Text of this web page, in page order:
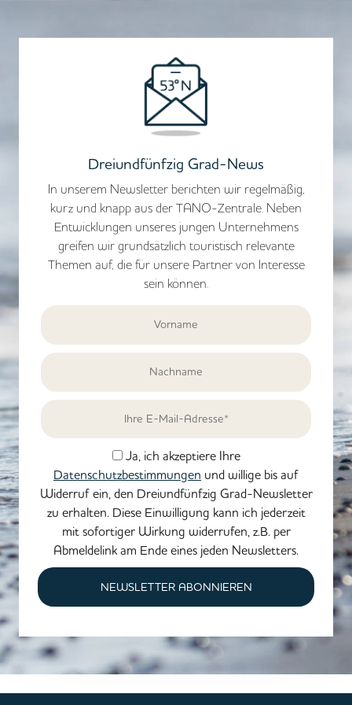
Dreiundfünfzig Grad-News
In unserem Newsletter berichten wir regelmäßig,
kurz und knapp aus der TANO-Zentrale. Neben
Entwicklungen unseres jungen Unternehmens
greifen wir grundsätzlich touristisch relevante
Themen auf, die für unsere Partner von Interesse
sein können.
Ja, ich akzeptiere Ihre
Datenschutzbestimmungen und willige bis auf
Widerruf ein, den Dreiundfünfzig Grad-Newsletter
zu erhalten. Diese Einwilligung kann ich jederzeit
mit sofortiger Wirkung widerrufen, z.B. per
Abmeldelink am Ende eines jeden Newsletters.
NEWSLETTER ABONNIEREN